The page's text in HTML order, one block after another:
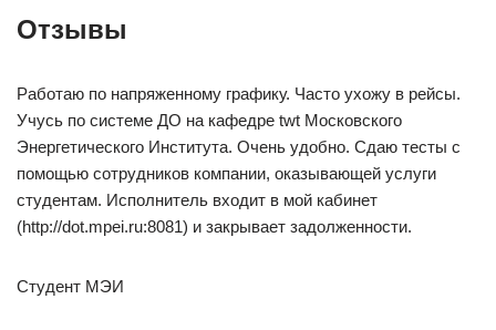
Отзывы
Работаю по напряженному графику. Часто ухожу в рейсы.
Учусь по системе ДО на кафедре twt Московского
Энергетического Института. Очень удобно. Сдаю тесты с
помощью сотрудников компании, оказывающей услуги
студентам. Исполнитель входит в мой кабинет
(http://dot.mpei.ru:8081) и закрывает задолженности.
Студент МЭИ